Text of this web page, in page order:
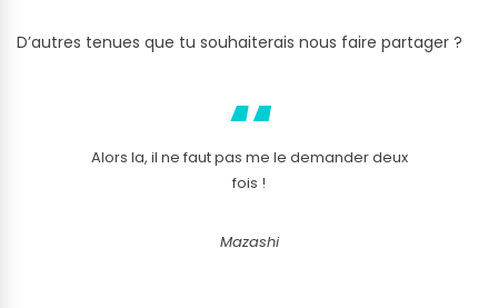
D’autres tenues que tu souhaiterais nous faire partager ?
Alors la, il ne faut pas me le demander deux
fois !
Mazashi